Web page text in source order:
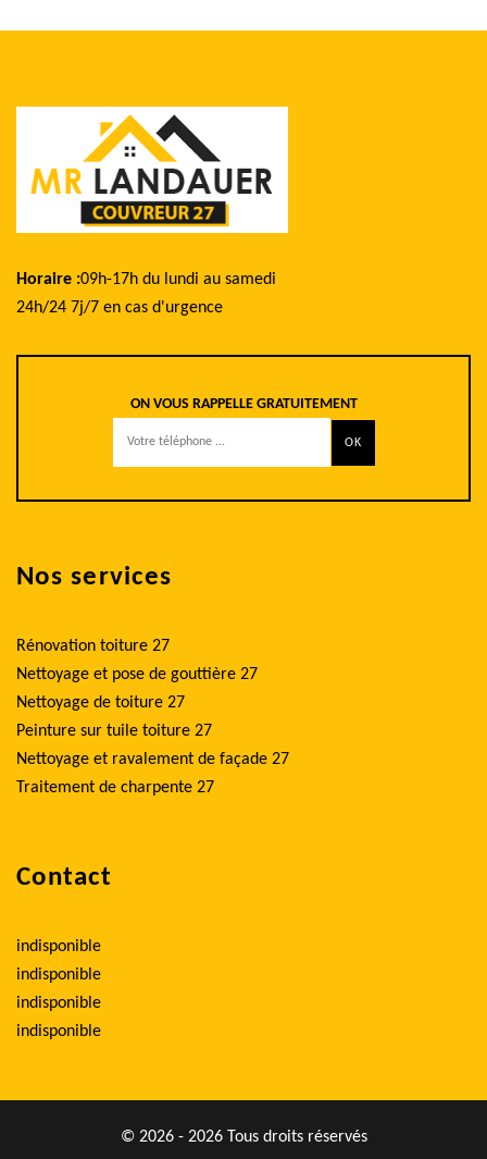
Horaire :09h-17h du lundi au samedi
24h/24 7j/7 en cas d'urgence
ON VOUS RAPPELLE GRATUITEMENT
Nos services
Rénovation toiture 27
Nettoyage et pose de gouttière 27
Nettoyage de toiture 27
Peinture sur tuile toiture 27
Nettoyage et ravalement de façade 27
Traitement de charpente 27
Contact
indisponible
indisponible
indisponible
indisponible
© 2026 - 2026 Tous droits réservés